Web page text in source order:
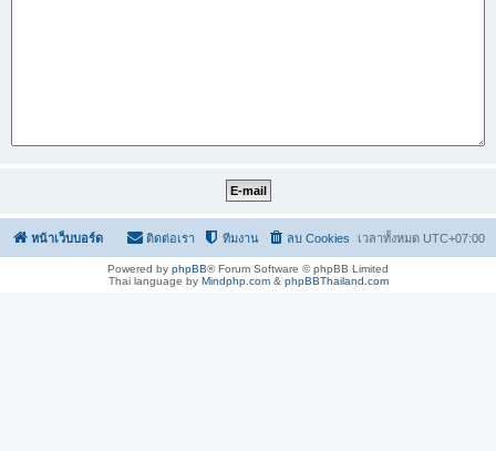
หน้าเว็บบอร์ด เวลาทั้งหมด UTC+07:00
ลบ Cookies
ทีมงาน
ติดต่อเรา
Powered by phpBB® Forum Software © phpBB Limited
Thai language by Mindphp.com& phpBBThailand.com